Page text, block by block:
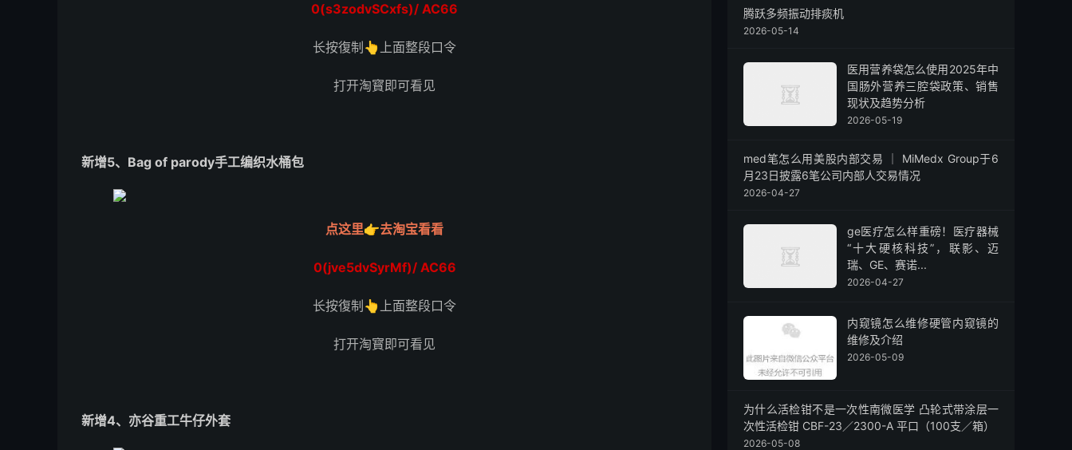
0(s3zodvSCxfs)/ AC66
长按復制👆上面整段口令
打开淘寳即可看见
新增5、Bag of parody手工编织水桶包
点这里👉去淘宝看看
0(jve5dvSyrMf)/ AC66
长按復制👆上面整段口令
打开淘寳即可看见
新增4、亦谷重工牛仔外套
腾跃多频振动排痰机
2026-05-14
医用营养袋怎么使用2025年中
国肠外营养三腔袋政策、销售
现状及趋势分析
2026-05-19
med笔怎么用美股内部交易 ｜ MiMedx Group于6
月23日披露6笔公司内部人交易情况
2026-04-27
ge医疗怎么样重磅！医疗器械
“十大硬核科技”，联影、迈
瑞、GE、赛诺...
2026-04-27
内窥镜怎么维修硬管内窥镜的
维修及介绍
2026-05-09
为什么活检钳不是一次性南微医学 凸轮式带涂层一
次性活检钳 CBF-23／2300-A 平口（100支／箱）
2026-05-08